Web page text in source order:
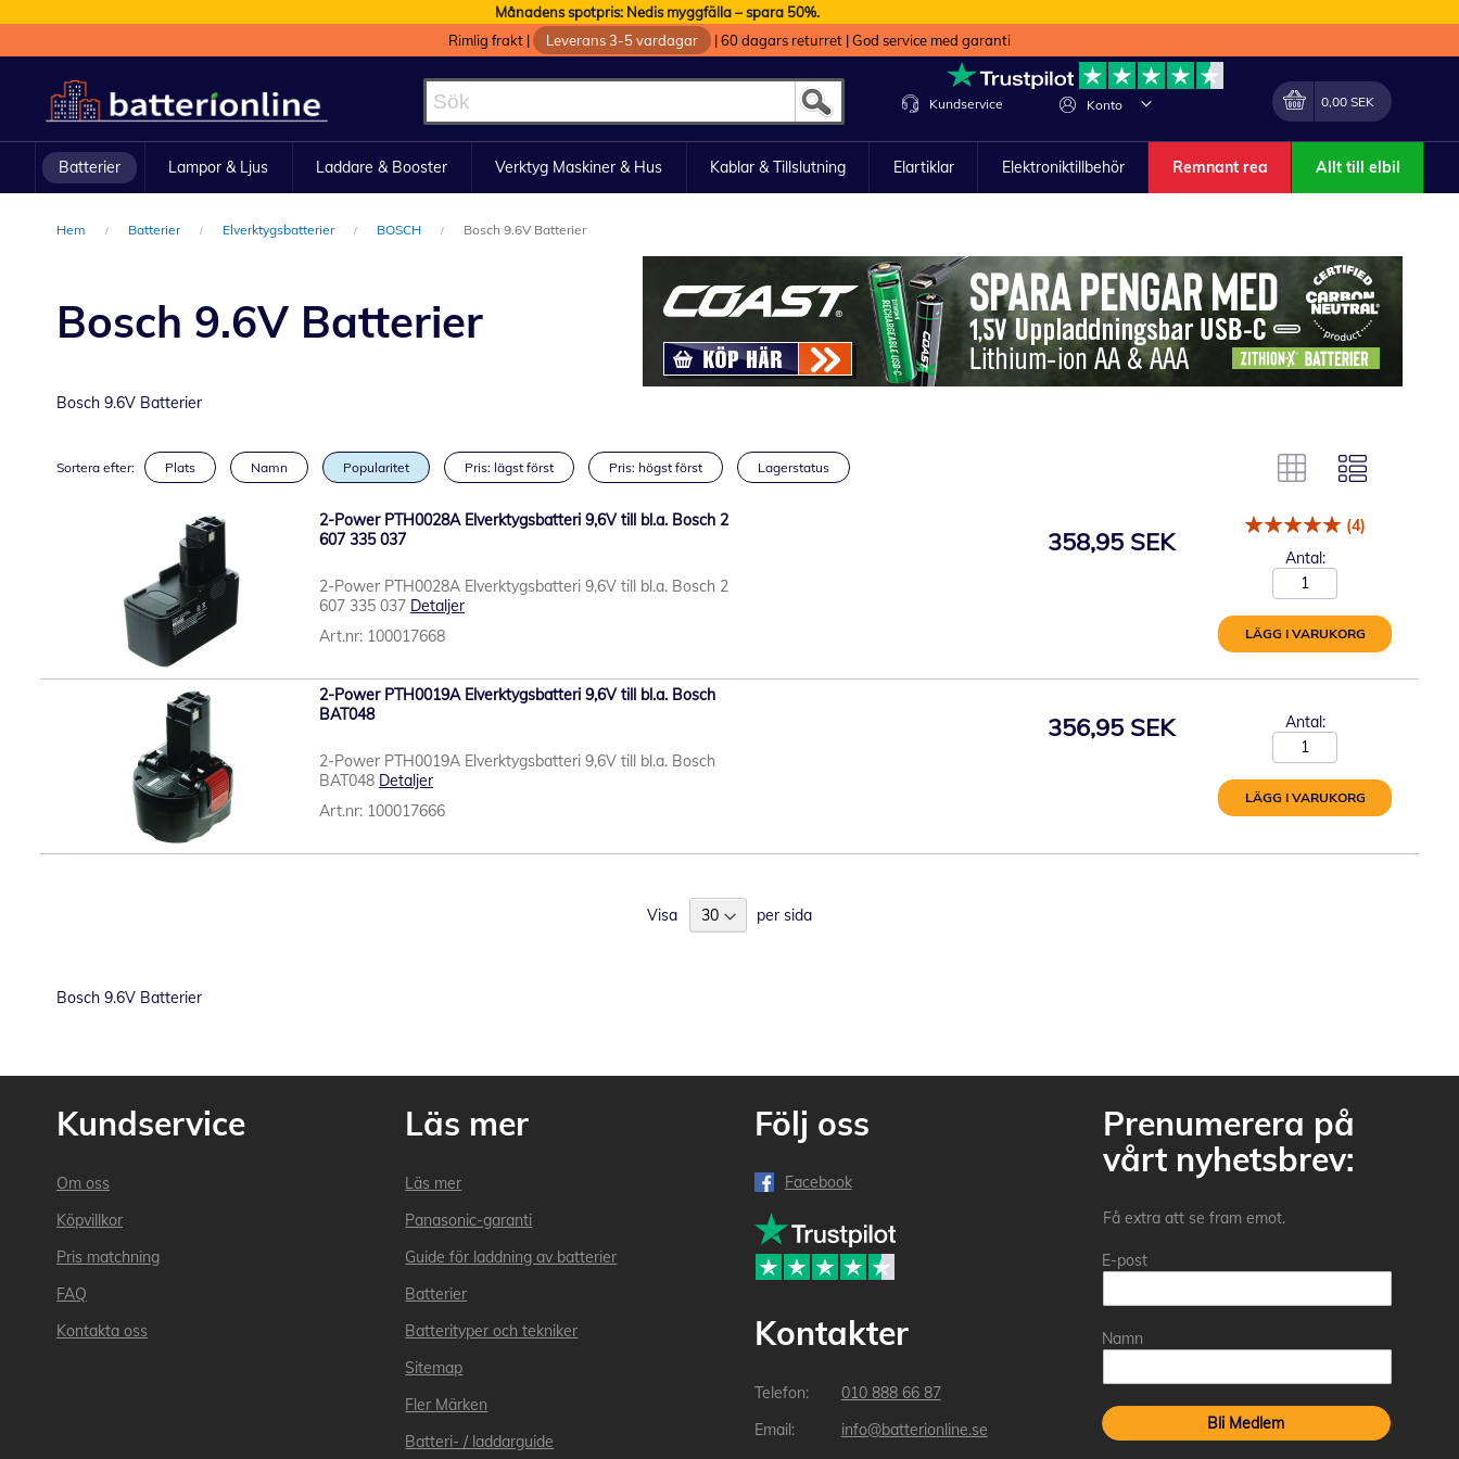
Månadens spotpris: Nedis myggfälla – spara 50%.
Rimlig frakt | Leverans 3-5 vardagar |60 dagars returret |God service med garanti
till
innehållet
Konto Förändra
Min kundvagn
0,00 SEK
Kundservice
Batterier Lampor & Ljus Laddare & Booster Verktyg Maskiner & Hus Kablar & Tillslutning Elartiklar Elektroniktillbehör Remnant rea Allt till elbil
Hem Batterier Elverktygsbatterier BOSCH Bosch 9.6V Batterier
Bosch 9.6V Batterier
Bosch 9.6V Batterier
Sortera efter: Plats Namn Popularitet Pris: lägst först Pris: högst först Lagerstatus
2-Power PTH0028A Elverktygsbatteri 9,6V till bl.a. Bosch 2
607 335 037
2-Power PTH0028A Elverktygsbatteri 9,6V till bl.a. Bosch 2
607 335 037 Detaljer
Art.nr: 100017668
358,95 SEK
(4)
Antal:
LÄGG I VARUKORG
2-Power PTH0019A Elverktygsbatteri 9,6V till bl.a. Bosch
BAT048
2-Power PTH0019A Elverktygsbatteri 9,6V till bl.a. Bosch
BAT048 Detaljer
Art.nr: 100017666
356,95 SEK Antal:
LÄGG I VARUKORG
Visa per sida
Bosch 9.6V Batterier
Kundservice
Om oss
Köpvillkor
Pris matchning
FAQ
Kontakta oss
Läs mer
Läs mer
Panasonic-garanti
Guide för laddning av batterier
Batterier
Batterityper och tekniker
Sitemap
Fler Märken
Batteri- / laddarguide
Följ oss
Facebook
Kontakter
010 888 66 87
info@batterionline.se
Prenumerera på
vårt nyhetsbrev:
Få extra att se fram emot.
E-post
Namn
Bli Medlem